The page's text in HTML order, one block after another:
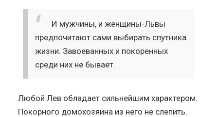
И мужчины, и женщины-Львы
предпочитают сами выбирать спутника
жизни. Завоеванных и покоренных
среди них не бывает.
Любой Лев обладает сильнейшим характером.
Покорного домохозяина из него не слепить.